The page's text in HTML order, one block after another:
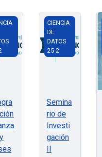
Avanzada y Bases
Seminario de
CIENCIA
DE
DATOS
25-2
Semina
rio de
Investi
gación
II